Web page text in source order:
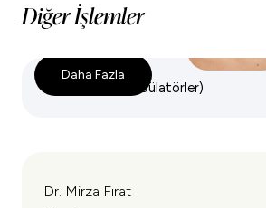
Diğer İşlemler
Botox (Nöromodülatörler)
Daha Fazla
Dr. Mirza Fırat